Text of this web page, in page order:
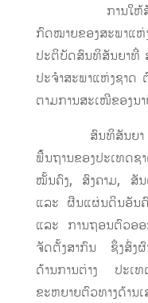
ການໃຫ້ສັດຕະ
ກົດໝາຍຂອງສະພາ
ປະຕິບັດສົນທິສັນຍາທີ່
ປະຈຳສະພາແຫ່ງຊາ
ຕາມການສະເໜີຂອງນ
ສົນທິສັນຍາ ທີ່ພົວ
ພື້ນຖານຂອງປະເທດຊ
ໝັ້ນຄົງ, ສົງຄາມ, ສັນ
ແລະ ຜືນແຜ່ນດິນອັນຄົ
ແລະ ການຖອນຕົວອອ
ຈັດຕັ້ງສາກົນ ຊຶ່ງສົ່ງຜົ
ດ້ານການຕ່າງ ປະເ
ຂະຫຍາຍຕົວທາງດ້າ